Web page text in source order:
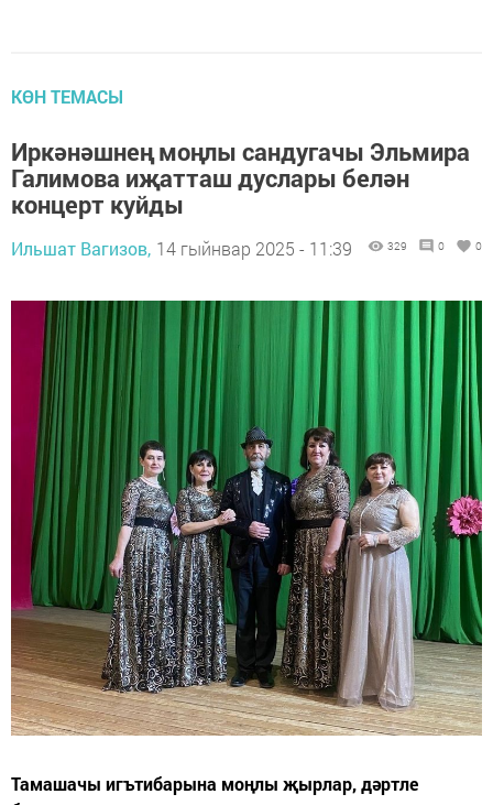
КӨН ТЕМАСЫ
Иркәнәшнең моңлы сандугачы Эльмира
Галимова иҗатташ дуслары белән
концерт куйды
Ильшат Вагизов, 14 гыйнвар 2025 - 11:39 329 0 0
Тамашачы игътибарына моңлы җырлар, дәртле